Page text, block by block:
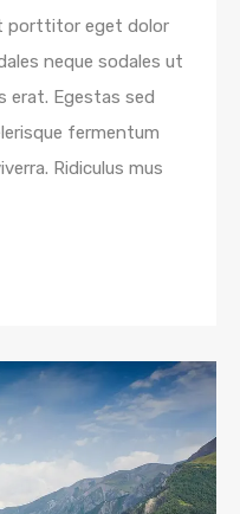
porttitor eget dolor
neque sodales ut
erat. Egestas sed
fermentum
Ridiculus mus